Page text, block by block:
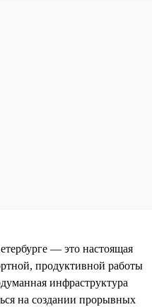
— это настоящая
продуктивной работы
инфраструктура
на создании прорывных